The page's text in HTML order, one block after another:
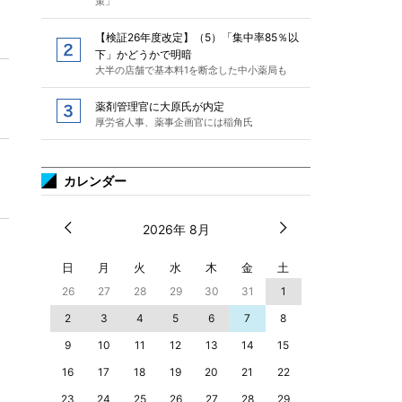
【検証26年度改定】（5）「集中率85％以
下」かどうかで明暗
大半の店舗で基本料1を断念した中小薬局も
薬剤管理官に大原氏が内定
厚労省人事、薬事企画官には稲角氏
カレンダー
2026年 8月
日 月 火 水 木 金 土
26 27 28 29 30 31
1
2
3 4 5 6 7
8
9
10 11 12 13 14
15
16
17 18 19 20 21
22
23
24 25 26 27 28 29